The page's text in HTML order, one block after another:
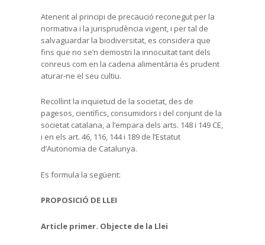
Atenent al principi de precaució reconegut per la
normativa i la jurisprudència vigent, i per tal de
salvaguardar la biodiversitat, es considera que
fins que no se’n demostri la innocuïtat tant dels
conreus com en la cadena alimentària és prudent
aturar-ne el seu cultiu.
Recollint la inquietud de la societat, des de
pagesos, científics, consumidors i del conjunt de la
societat catalana, a l’empara dels arts. 148 i 149 CE,
i en els art. 46, 116, 144 i 189 de l’Estatut
d’Autonomia de Catalunya.
Es formula la següent:
PROPOSICIÓ DE LLEI
Article primer. Objecte de la Llei